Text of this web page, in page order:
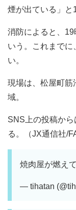
煙が出ている」と
消防によると、
いう。これまでに
い。
現場は、松屋町筋
域。
SNS上の投稿か
る。（JX通信社/
焼肉屋が燃え
— tihatan